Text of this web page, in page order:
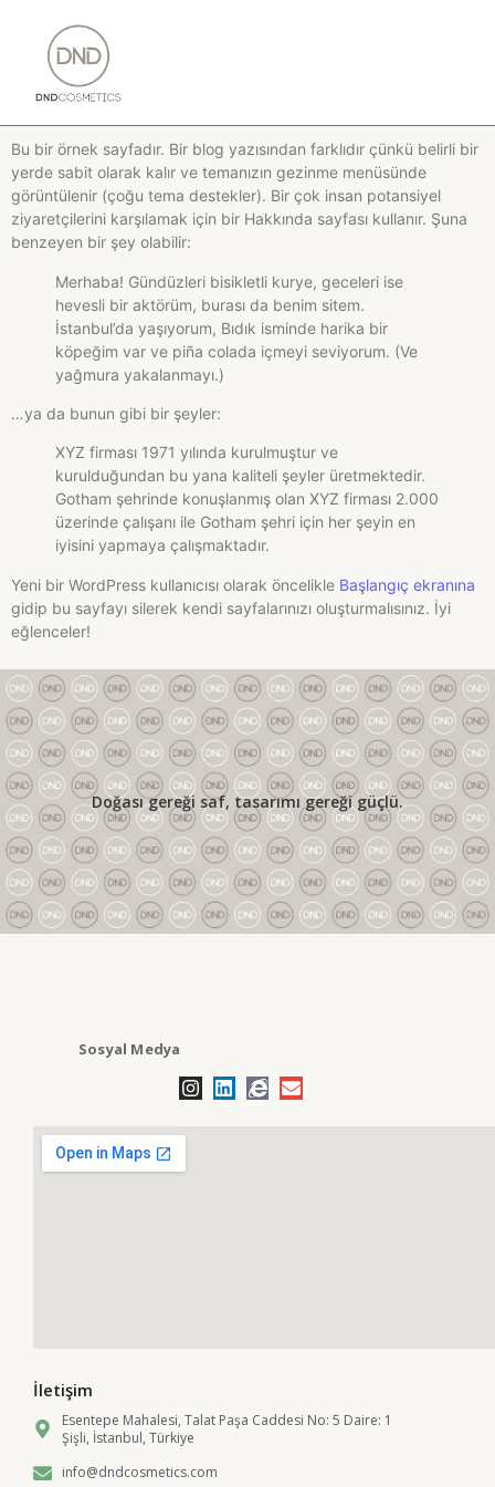
Bu bir örnek sayfadır. Bir blog yazısından farklıdır çünkü belirli bir
yerde sabit olarak kalır ve temanızın gezinme menüsünde
görüntülenir (çoğu tema destekler). Bir çok insan potansiyel
ziyaretçilerini karşılamak için bir Hakkında sayfası kullanır. Şuna
benzeyen bir şey olabilir:
Merhaba! Gündüzleri bisikletli kurye, geceleri ise
hevesli bir aktörüm, burası da benim sitem.
İstanbul’da yaşıyorum, Bıdık isminde harika bir
köpeğim var ve piña colada içmeyi seviyorum. (Ve
yağmura yakalanmayı.)
…ya da bunun gibi bir şeyler:
XYZ firması 1971 yılında kurulmuştur ve
kurulduğundan bu yana kaliteli şeyler üretmektedir.
Gotham şehrinde konuşlanmış olan XYZ firması 2.000
üzerinde çalışanı ile Gotham şehri için her şeyin en
iyisini yapmaya çalışmaktadır.
Yeni bir WordPress kullanıcısı olarak öncelikle Başlangıç ekranına
gidip bu sayfayı silerek kendi sayfalarınızı oluşturmalısınız. İyi
eğlenceler!
Doğası gereği saf, tasarımı gereği güçlü.
Sosyal Medya
İletişim
Esentepe Mahalesi, Talat Paşa Caddesi No: 5 Daire: 1
Şişli, İstanbul, Türkiye
info@dndcosmetics.com